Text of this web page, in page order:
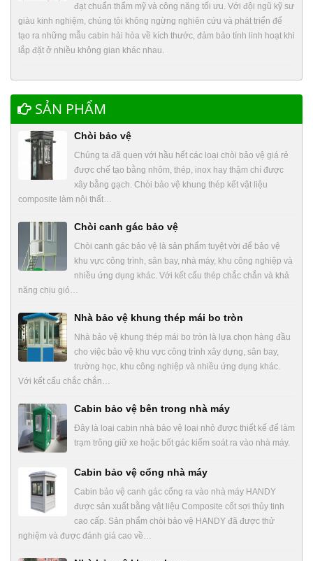
đạt chuẩn thẩm mỹ và công năng tối ưu. Với đội ngũ kỹ sư
giàu kinh nghiệm, chúng tôi không ngừng nghiên cứu và phát triển để
tạo ra những mẫu cabin hài hòa về kích thước, đảm bảo tính linh hoạt khi
lắp đặt ở nhiều không gian khác nhau.
SẢN PHẨM
Chòi bảo vệ
Chúng ta đã quen với hầu hết các loại chòi bảo vệ giá rẻ
được chế tạo bằng nhôm, thép, inox hay thậm chí được
xây bằng gạch. Chòi bảo vệ khung thép kết vật liệu
composite làm nội thất…
Chòi canh gác bảo vệ
Chòi canh gác bảo vệ là sản phẩm tuyệt vời để bảo vệ
khu vực công trình, sân bay, nhà máy, khu công nghiệp và
nhiều ứng dụng khác. Với kết cấu thép chắc chắn và khả
năng chịu gió…
Nhà bảo vệ khung thép mái bo tròn
Nhà bảo vệ khung thép mái bo tròn là lựa chọn hàng đầu
cho việc bảo vệ khu vực công trình xây dựng, sân bay,
trường học, khu công nghiệp và nhiều ứng dụng khác.
Với kết cấu chắc chắn…
Cabin bảo vệ bên trong nhà máy
Đây là loại cabin nhà bảo vệ loại nhỏ được thiết kế để làm
trạm trông giữ xe hoặc bốt gác kiểm soát ra vào nhà máy.
Cabin bảo vệ cổng nhà máy
Cabin bảo vệ canh gác cổng ra vào nhà máy HANDY
được sản xuất bằng vật liệu Composite cốt sợi thủy tinh
cao cấp. Sản phẩm chòi bảo vệ HANDY đã được thử
nghiệm và được đánh giá cao về…